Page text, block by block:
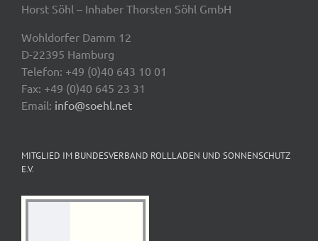
Horst Söhl – Inhaber Thorsten Söhl GmbH
Wohldorfer Damm 12
D-22395 Hamburg
Telefon: +49 (0)40 643 10 01
Fax: +49 (0)40 645 23 31
Email: info@soehl.net
MITGLIED IM BUNDESVERBAND ROLLLADEN UND SONNENSCHUTZ
E.V.